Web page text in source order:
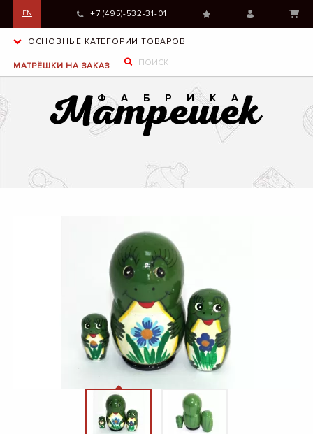
EN +7 (495)-532-31-01
ОСНОВНЫЕ КАТЕГОРИИ ТОВАРОВ
МАТРЁШКИ НА ЗАКАЗ